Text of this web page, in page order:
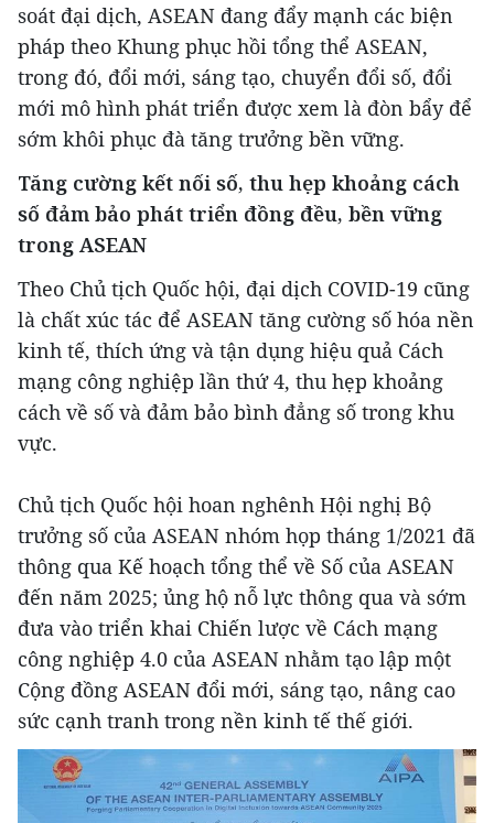
soát đại dịch, ASEAN đang đẩy mạnh các biện
pháp theo Khung phục hồi tổng thể ASEAN,
trong đó, đổi mới, sáng tạo, chuyển đổi số, đổi
mới mô hình phát triển được xem là đòn bẩy để
sớm khôi phục đà tăng trưởng bền vững.
Tăng cường kết nối số, thu hẹp khoảng cách
số đảm bảo phát triển đồng đều, bền vững
trong ASEAN
Theo Chủ tịch Quốc hội, đại dịch COVID-19 cũng
là chất xúc tác để ASEAN tăng cường số hóa nền
kinh tế, thích ứng và tận dụng hiệu quả Cách
mạng công nghiệp lần thứ 4, thu hẹp khoảng
cách về số và đảm bảo bình đẳng số trong khu
vực.
Chủ tịch Quốc hội hoan nghênh Hội nghị Bộ
trưởng số của ASEAN nhóm họp tháng 1/2021 đã
thông qua Kế hoạch tổng thể về Số của ASEAN
đến năm 2025; ủng hộ nỗ lực thông qua và sớm
đưa vào triển khai Chiến lược về Cách mạng
công nghiệp 4.0 của ASEAN nhằm tạo lập một
Cộng đồng ASEAN đổi mới, sáng tạo, nâng cao
sức cạnh tranh trong nền kinh tế thế giới.